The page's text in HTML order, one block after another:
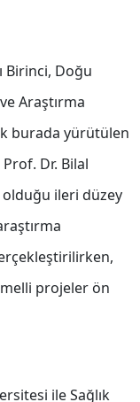
Birinci, Doğu
Araştırma
burada yürütülen
Dr. Bilal
olduğu ileri düzey
projeler ön
ile Sağlık